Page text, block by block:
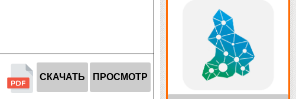
СКАЧАТЬ ПРОСМОТР